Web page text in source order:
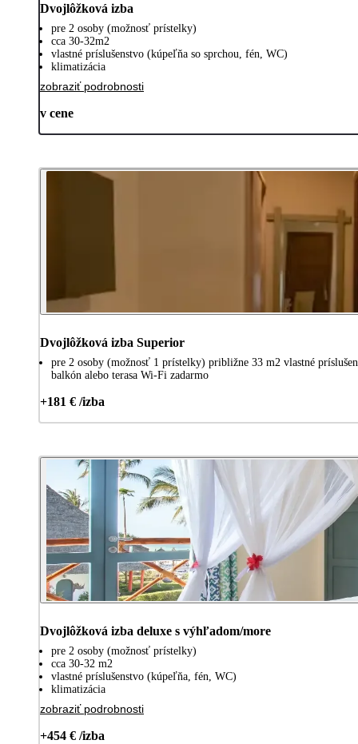
Dvojlôžková izba
pre 2 osoby (možnosť prístelky)
cca 30-32m2
vlastné príslušenstvo (kúpeľňa so sprchou, fén, WC)
klimatizácia
zobraziť podrobnosti
v cene
Dvojlôžková izba Superior
pre 2 osoby (možnosť 1 prístelky) približne 33 m2 vlastné
balkón alebo terasa Wi-Fi zadarmo
+181 € /izba
Dvojlôžková izba deluxe s výhľadom/more
pre 2 osoby (možnosť prístelky)
cca 30-32 m2
vlastné príslušenstvo (kúpeľňa, fén, WC)
klimatizácia
zobraziť podrobnosti
+454 € /izba